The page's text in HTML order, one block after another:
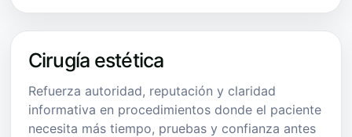
Cirugía estética
Refuerza autoridad, reputación y claridad
informativa en procedimientos donde el paciente
necesita más tiempo, pruebas y confianza antes